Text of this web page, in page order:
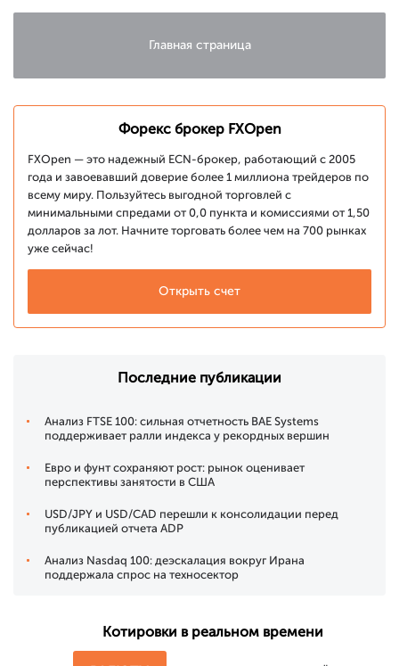
Главная страница
Форекс брокер FXOpen
FXOpen — это надежный ECN-брокер, работающий с 2005
года и завоевавший доверие более 1 миллиона трейдеров по
всему миру. Пользуйтесь выгодной торговлей с
минимальными спредами от 0,0 пункта и комиссиями от 1,50
долларов за лот. Начните торговать более чем на 700 рынках
уже сейчас!
Открыть счет
Последние публикации
Анализ FTSE 100: сильная отчетность BAE Systems
поддерживает ралли индекса у рекордных вершин
Евро и фунт сохраняют рост: рынок оценивает
перспективы занятости в США
USD/JPY и USD/CAD перешли к консолидации перед
публикацией отчета ADP
Анализ Nasdaq 100: деэскалация вокруг Ирана
поддержала спрос на техносектор
Котировки в реальном времени